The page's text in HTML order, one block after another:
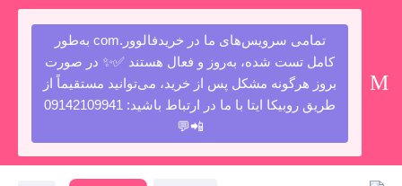
تمامی سرویس‌های ما در خریدفالوور.com به‌طور
کامل تست شده، به‌روز و فعال هستند ✅✨ در صورت
بروز هرگونه مشکل پس از خرید، می‌توانید مستقیماً از
طریق روبیکا ایتا با ما در ارتباط باشید: 09142109941
📲💬